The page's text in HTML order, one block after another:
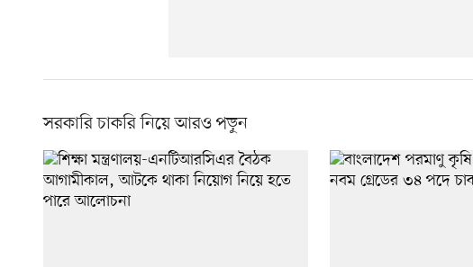
সরকারি চাকরি নিয়ে আরও পড়ুন